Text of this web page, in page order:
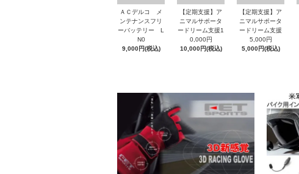
ＡＣデルコ メ
ンテナンスフリ
ーバッテリー L
N0
9,000円(税込)
【定期支援】ア
ニマルサポータ
ードリーム支援1
0,000円
10,000円(税込)
【定期支援】ア
ニマルサポータ
ードリーム支援
5,000円
5,000円(税込)